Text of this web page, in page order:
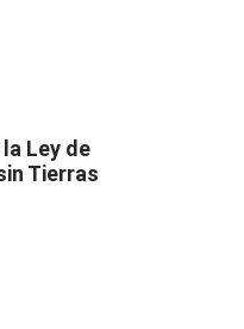
Ley de
Tierras